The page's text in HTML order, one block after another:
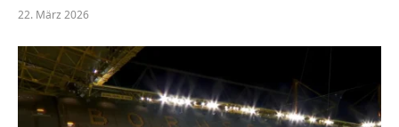
22. März 2026